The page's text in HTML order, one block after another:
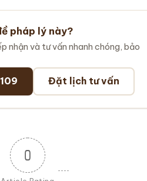
pháp lý này?
nhận và tư vấn nhanh chóng, bảo
Đặt lịch tư vấn
0